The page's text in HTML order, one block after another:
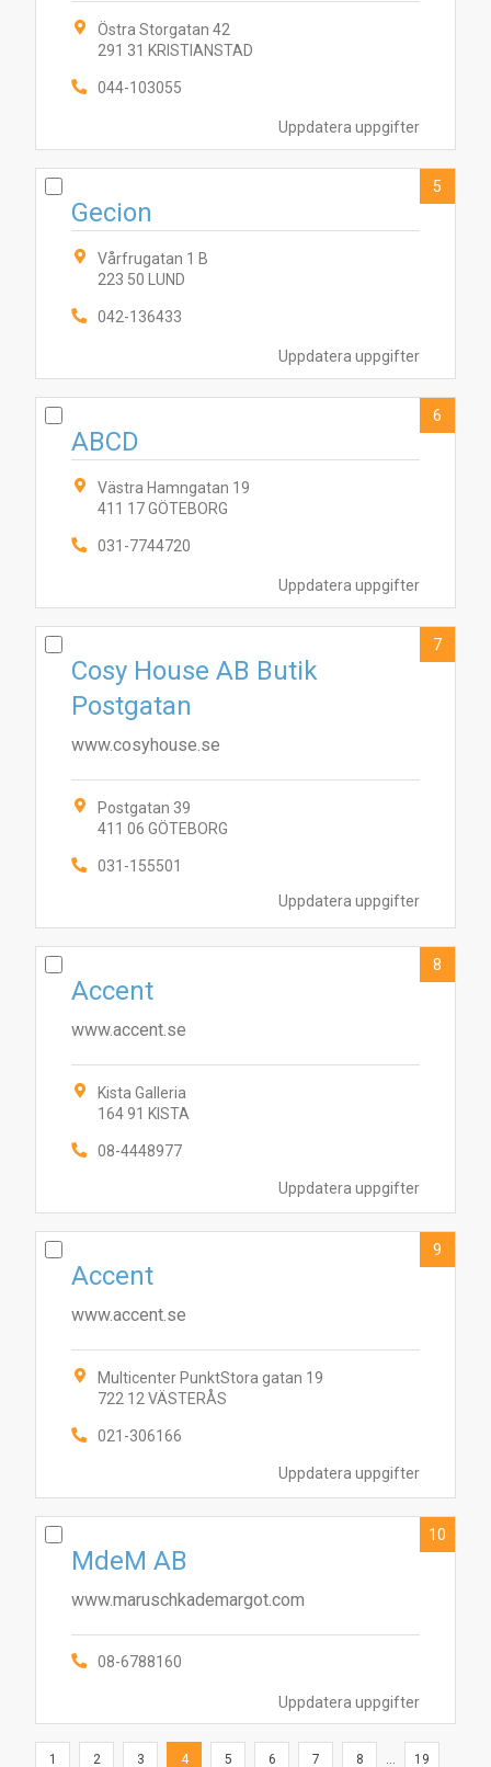
Uppdatera uppgifter
Östra Storgatan 42
291 31 KRISTIANSTAD
044-103055
Uppdatera uppgifter
Gecion
Vårfrugatan 1 B
223 50 LUND
042-136433
5
Uppdatera uppgifter
ABCD
Västra Hamngatan 19
411 17 GÖTEBORG
031-7744720
6
Uppdatera uppgifter
Cosy House AB Butik
Postgatan
www.cosyhouse.se
Postgatan 39
411 06 GÖTEBORG
031-155501
7
Uppdatera uppgifter
Accent
www.accent.se
Kista Galleria
164 91 KISTA
08-4448977
8
Uppdatera uppgifter
Accent
www.accent.se
Multicenter PunktStora gatan 19
722 12 VÄSTERÅS
021-306166
9
Uppdatera uppgifter
MdeM AB
www.maruschkademargot.com
08-6788160
10
1 2 3 4 5 6 7 8 ... 19
1
23
789